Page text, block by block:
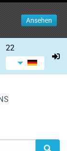
Ansehen
22